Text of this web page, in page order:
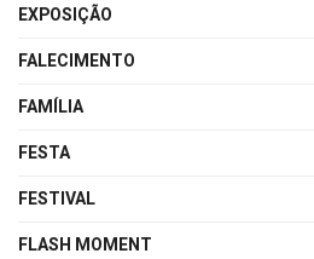
EXPOSIÇÃO
FALECIMENTO
FAMÍLIA
FESTA
FESTIVAL
FLASH MOMENT